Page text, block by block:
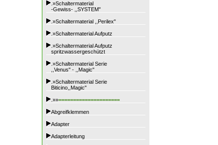
.»Schaltermaterial
-Gewiss- ,,SYSTEM"
.»Schaltermaterial ,,Perilex"
.»Schaltermaterial Aufputz
.»Schaltermaterial Aufputz
spritzwassergeschützt
.»Schaltermaterial Serie
,,Venus" - ,,Magic"
.»Schaltermaterial Serie
Biticino,,Magic"
.»»=====================
Abgreifklemmen
Adapter
Adapterleitung